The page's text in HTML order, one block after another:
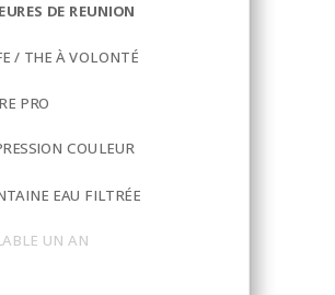
DE REUNION
/ THE À VOLONTÉ
PRO
COULEUR
EAU FILTRÉE
UN AN